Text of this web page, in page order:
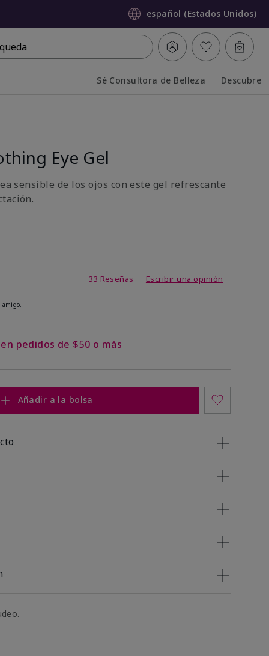
español (Estados Unidos)
Sé Consultora de Belleza Descubre
Eye Gel
sensible de los ojos con este gel refrescante
4,8 de 5
33 Reseñas Escribir una opinión
pedidos de $50 o más
Añadir a la bolsa